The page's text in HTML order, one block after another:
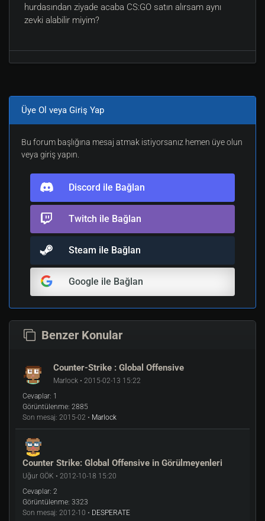
hurdasından ziyade acaba CS:GO satın alırsam aynı
zevki alabilir miyim?
Üye Ol veya Giriş Yap
Bu forum başlığına mesaj atmak istiyorsanız hemen üye olun
veya giriş yapın.
Discord ile Bağlan
Twitch ile Bağlan
Steam ile Bağlan
Google ile Bağlan
Benzer Konular
Counter-Strike : Global Offensive
Marlock • 2015-02-13 15:22
Cevaplar: 1
Görüntülenme: 2885
Son mesaj: 2015-02 • Marlock
Counter Strike: Global Offensive in Görülmeyenleri
Uğur GÖK • 2012-10-18 15:20
Cevaplar: 2
Görüntülenme: 3323
Son mesaj: 2012-10 • DESPERATE